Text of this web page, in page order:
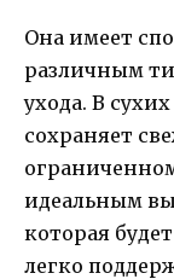
Она имеет
различным
ухода. В
сохраняет
идеальным
которая
легко